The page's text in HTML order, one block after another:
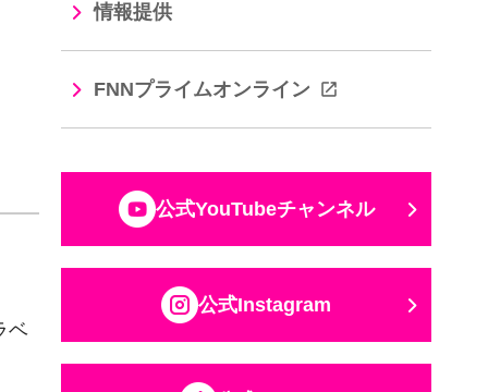
ベ
情報提供
FNNプライムオンライン
公式YouTubeチャンネル
公式Instagram